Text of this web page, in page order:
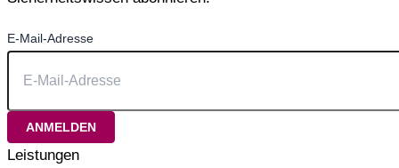
E-Mail-Adresse
Leistungen